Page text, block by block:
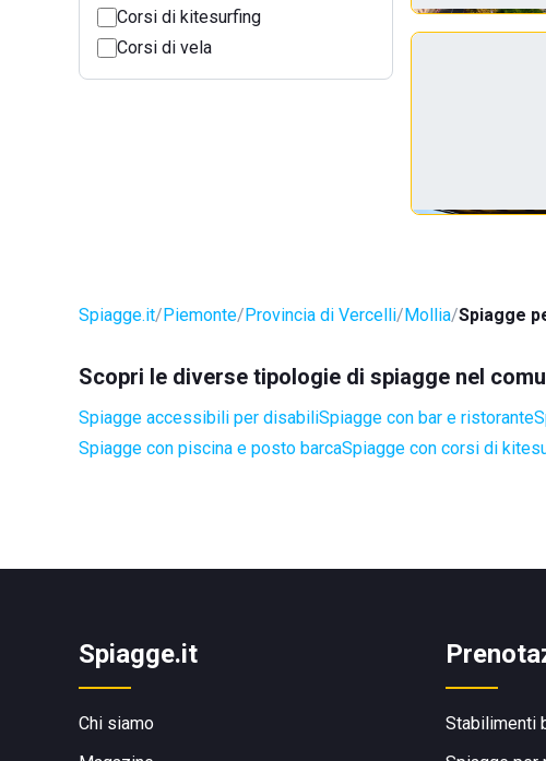
Corsi di kitesurfing
Corsi di vela
Spiagge.it Piemonte Provincia di Vercelli Mollia Spiagge
Scopri le diverse tipologie di spiagge nel
Spiagge accessibili per disabiliSpiagge con bar e ristorante
Spiagge con piscina e posto barcaSpiagge con corsi di
Spiagge.it
Chi siamo
Stabilimenti